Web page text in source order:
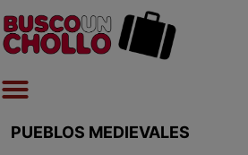
PUEBLOS MEDIEVALES